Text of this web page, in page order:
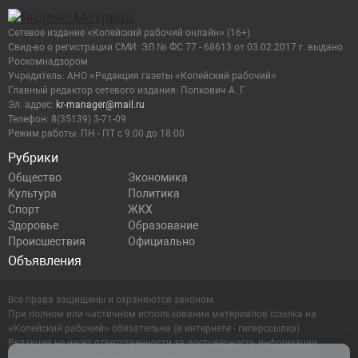
Рубрики
Общество
Экономика
Культура
Политика
Спорт
ЖКХ
Здоровье
Образование
Происшествия
Официально
Объявления
Сетевое издание «Копейский рабочий онлайн» (16+)
Cвид-во о регистрации СМИ: ЭЛ № ФС 77 - 68613 от 03.02.2017 г. выдано
Роскомнадзором
Учредитель: АНО «Редакция газеты «Копейский рабочий»
Главный редактор сетевого издания: Попкович А. Г.
Эл. адрес: kr-manager@mail.ru
Телефон: 8(35139) 3-71-09
Режим работы: ПН - ПТ с 9:00 до 18:00
Все права защищены и охраняются законом.
При полном или частичном использовании материалов ссылка на
«Копейский рабочий» обязательна (в интернете - гиперссылка).
Редакция не несет ответственности за достоверность информации,